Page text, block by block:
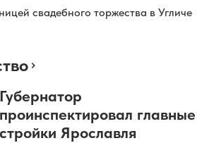
свадебного торжества в Угличе
Губернатор
проинспектировал главные
стройки Ярославля